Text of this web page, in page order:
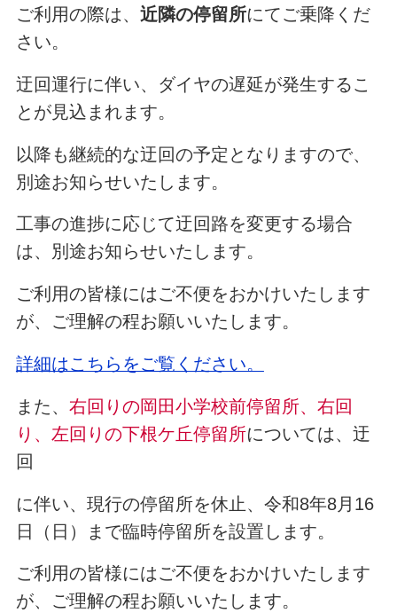
ご利用の際は、 近隣の停留所にてご乗降くだ
さい。
迂回運行に伴い、ダイヤの遅延が発生するこ
とが見込まれます。
以降も継続的な迂回の予定となりますので、
別途お知らせいたします。
工事の進捗に応じて迂回路を変更する場合
は、別途お知らせいたします。
ご利用の皆様にはご不便をおかけいたします
が、ご理解の程お願いいたします。
詳細はこちらをご覧ください。
また、 右回りの岡田小学校前停留所、右回
り、左回りの下根ケ丘停留所については、迂
回
に伴い、現行の停留所を休止、令和8年8月16
日（日）まで臨時停留所を設置します。
ご利用の皆様にはご不便をおかけいたします
が、ご理解の程お願いいたします。